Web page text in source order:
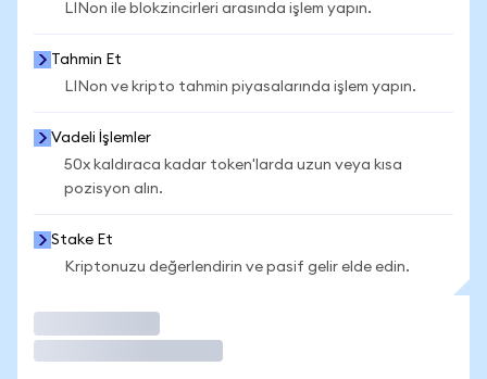
LINon ile blokzincirleri arasında işlem yapın.
Tahmin Et
LINon ve kripto tahmin piyasalarında işlem yapın.
Vadeli İşlemler
50x kaldıraca kadar token'larda uzun veya kısa
pozisyon alın.
Stake Et
Kriptonuzu değerlendirin ve pasif gelir elde edin.